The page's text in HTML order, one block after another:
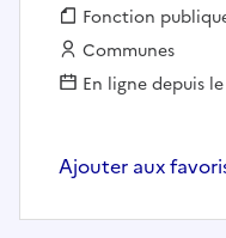
Fonction
Fonction
Employeur :
Communes
En ligne depuis
Ajouter aux